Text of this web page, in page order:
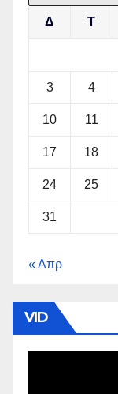
Δ Τ
3 4
10 11
17 18
24 25
31
« Απρ
VID